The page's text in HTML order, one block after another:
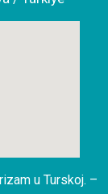
u Turskoj. –